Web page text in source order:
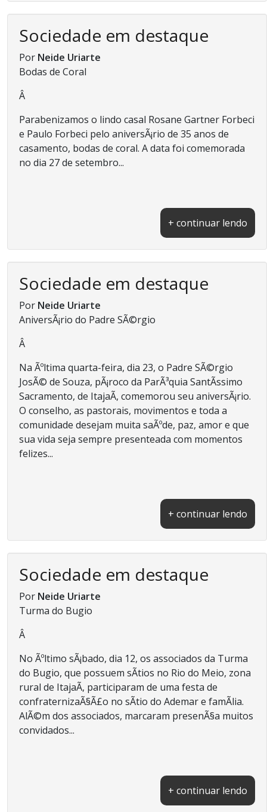
Sociedade em destaque
Por Neide Uriarte
Bodas de Coral
Â
Parabenizamos o lindo casal Rosane Gartner Forbeci
e Paulo Forbeci pelo aniversÃ¡rio de 35 anos de
casamento, bodas de coral. A data foi comemorada
no dia 27 de setembro...
+ continuar lendo
Sociedade em destaque
Por Neide Uriarte
AniversÃ¡rio do Padre SÃ©rgio
Â
Na Ãºltima quarta-feira, dia 23, o Padre SÃ©rgio
JosÃ© de Souza, pÃ¡roco da ParÃ³quia SantÃ­ssimo
Sacramento, de ItajaÃ­, comemorou seu aniversÃ¡rio.
O conselho, as pastorais, movimentos e toda a
comunidade desejam muita saÃºde, paz, amor e que
sua vida seja sempre presenteada com momentos
felizes...
+ continuar lendo
Sociedade em destaque
Por Neide Uriarte
Turma do Bugio
Â
No Ãºltimo sÃ¡bado, dia 12, os associados da Turma
do Bugio, que possuem sÃ­tios no Rio do Meio, zona
rural de ItajaÃ­, participaram de uma festa de
confraternizaÃ§Ã£o no sÃ­tio do Ademar e famÃ­lia.
AlÃ©m dos associados, marcaram presenÃ§a muitos
convidados...
+ continuar lendo